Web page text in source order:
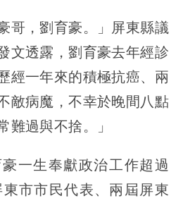
哥，劉育豪。」屏東縣議
文透露，劉育豪去年經診
經一年來的積極抗癌、兩
敵病魔，不幸於晚間八點
難過與不捨。」
一生奉獻政治工作超過
市市民代表、兩屆屏東